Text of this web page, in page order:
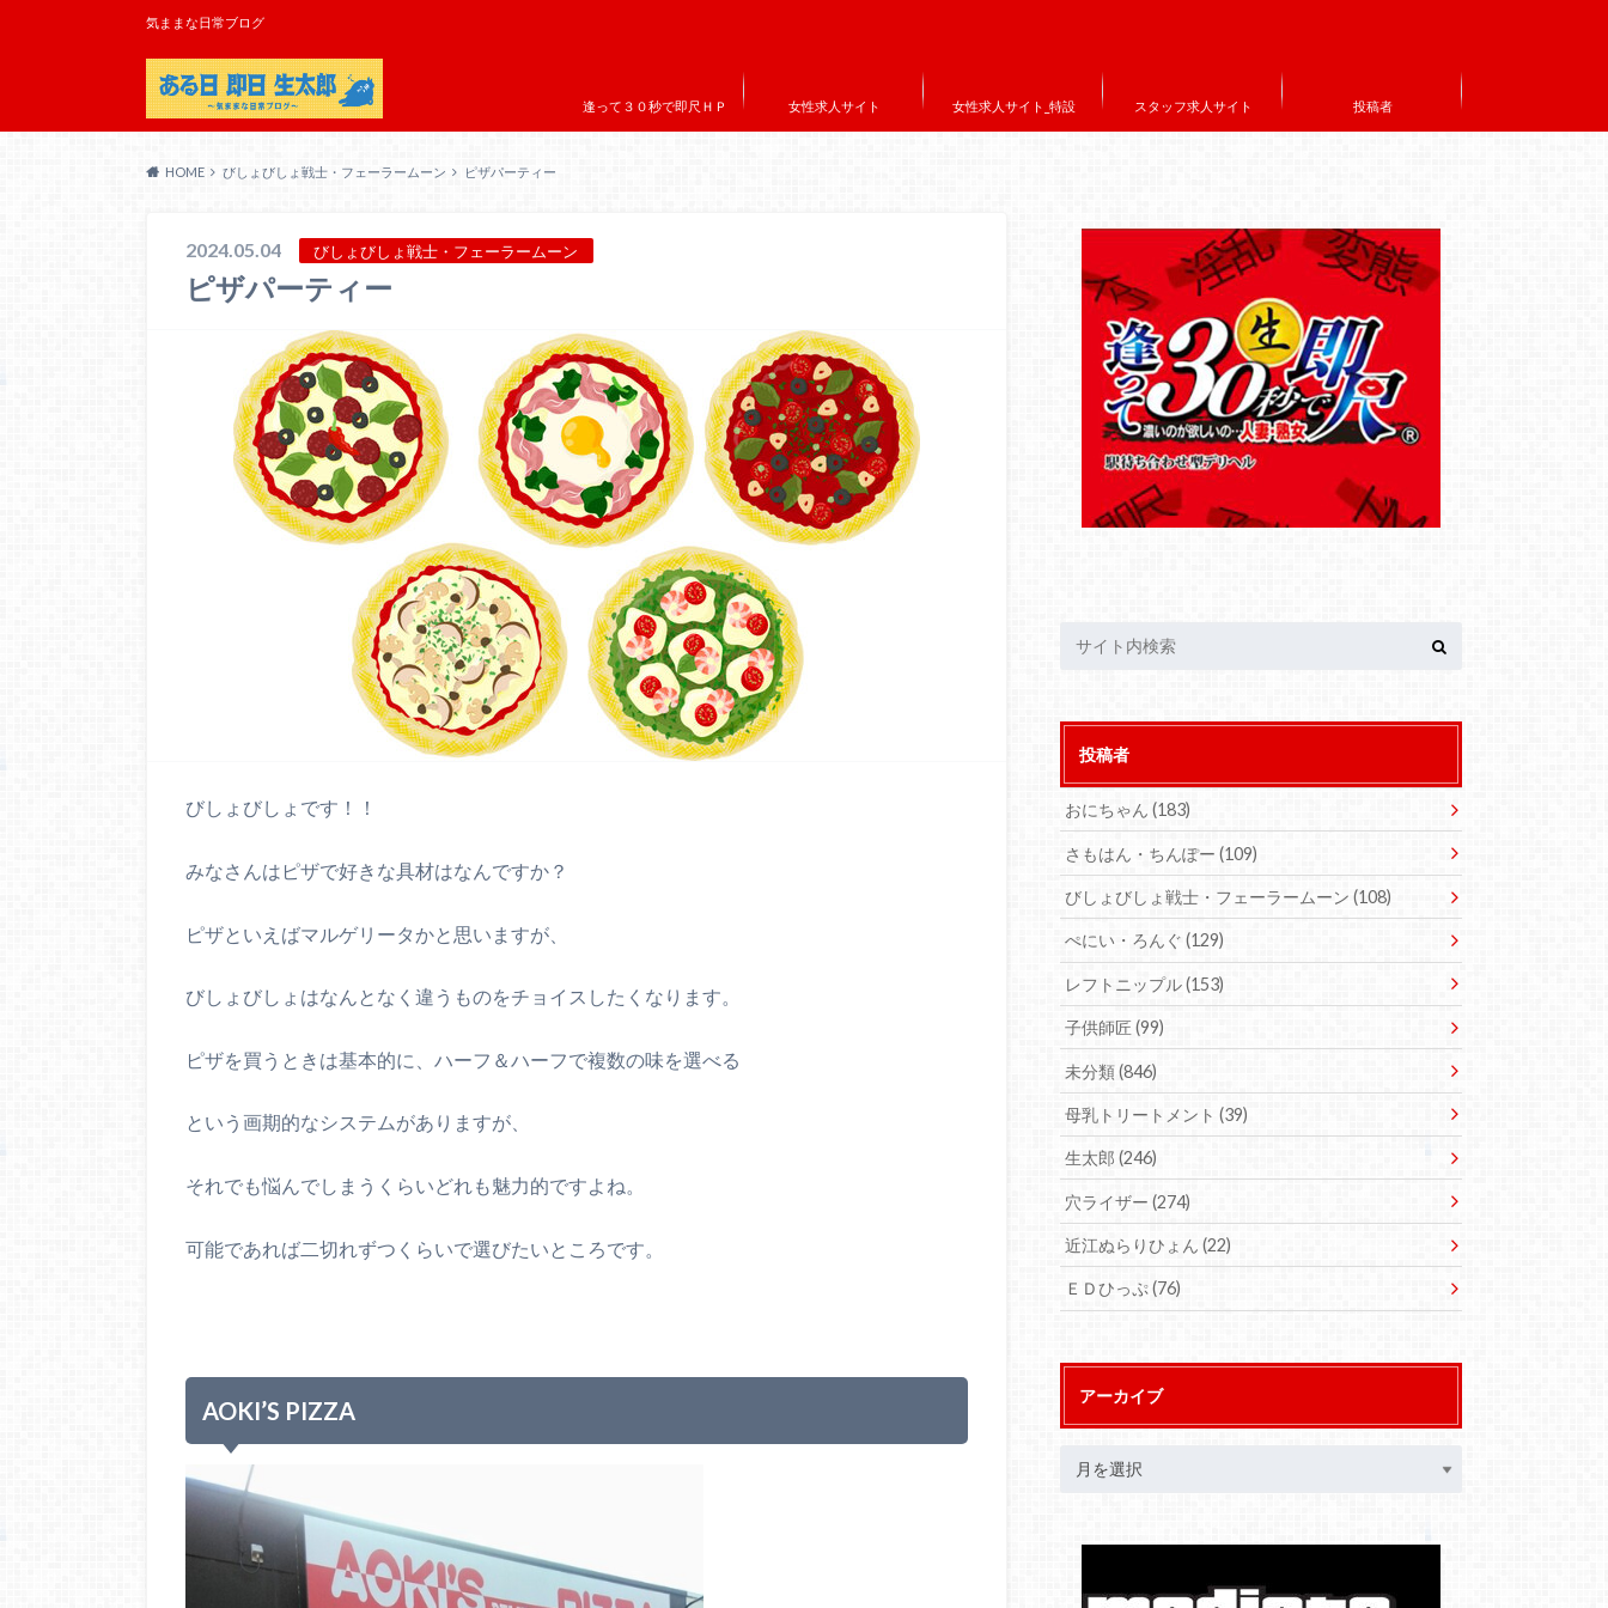
気ままな日常ブログ
逢って３０秒で即尺ＨＰ 女性求人サイト 女性求人サイト_特設 スタッフ求人サイト 投稿者
HOME びしょびしょ戦士・フェーラームーン ピザパーティー
2024.05.04 びしょびしょ戦士・フェーラームーン
ピザパーティー
びしょびしょです！！
みなさんはピザで好きな具材はなんですか？
ピザといえばマルゲリータかと思いますが、
びしょびしょはなんとなく違うものをチョイスしたくなります。
ピザを買うときは基本的に、ハーフ＆ハーフで複数の味を選べる
という画期的なシステムがありますが、
それでも悩んでしまうくらいどれも魅力的ですよね。
可能であれば二切れずつくらいで選びたいところです。
AOKI’S PIZZA
投稿者
おにちゃん(183)
さもはん・ちんぽー(109)
びしょびしょ戦士・フェーラームーン(108)
ぺにい・ろんぐ(129)
レフトニップル(153)
子供師匠(99)
未分類(846)
母乳トリートメント(39)
生太郎(246)
穴ライザー(274)
近江ぬらりひょん(22)
ＥＤひっぷ(76)
アーカイブ